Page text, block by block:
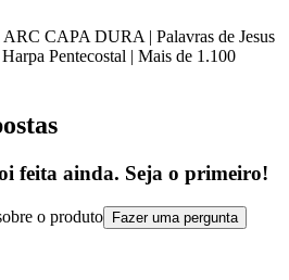
CAPA DURA | Palavras de Jesus
Pentecostal | Mais de 1.100
feita ainda. Seja o primeiro!
o produto Fazer uma pergunta